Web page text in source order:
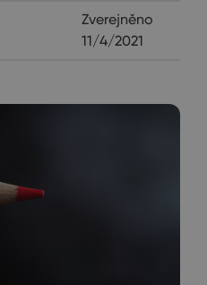
Zverejněno
11/4/2021